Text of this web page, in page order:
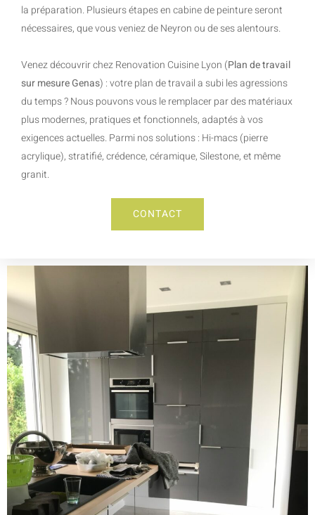
la préparation. Plusieurs étapes en cabine de peinture seront
nécessaires, que vous veniez de Neyron ou de ses alentours.
Venez découvrir chez Renovation Cuisine Lyon (Plan de travail
sur mesure Genas) : votre plan de travail a subi les agressions
du temps ? Nous pouvons vous le remplacer par des matériaux
plus modernes, pratiques et fonctionnels, adaptés à vos
exigences actuelles. Parmi nos solutions : Hi-macs (pierre
acrylique), stratifié, crédence, céramique, Silestone, et même
granit.
CONTACT